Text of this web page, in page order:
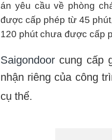
án yêu cầu về phòng
được cấp phép từ 45
120 phút chưa được cấp
Saigondoor cung cấp
nhận riêng của công
cụ thể.